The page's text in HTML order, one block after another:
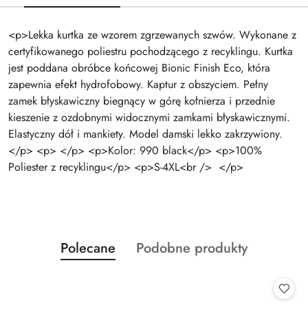
<p>Lekka kurtka ze wzorem zgrzewanych szwów. Wykonane z
certyfikowanego poliestru pochodzącego z recyklingu. Kurtka
jest poddana obróbce końcowej Bionic Finish Eco, która
zapewnia efekt hydrofobowy. Kaptur z obszyciem. Pełny
zamek błyskawiczny biegnący w górę kołnierza i przednie
kieszenie z ozdobnymi widocznymi zamkami błyskawicznymi.
Elastyczny dół i mankiety. Model damski lekko zakrzywiony.
</p> <p> </p> <p>Kolor: 990 black</p> <p>100%
Poliester z recyklingu</p> <p>S-4XL<br /> </p>
Pomiń karuzelę produktów
Produkty
o
Polecane
Produkty
Podobne produkty